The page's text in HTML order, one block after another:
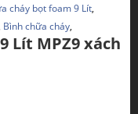
cháy bọt foam 9 Lít,
Bình chữa cháy,
Lít MPZ9 xách